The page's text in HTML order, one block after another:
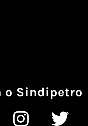
o Sindipetro